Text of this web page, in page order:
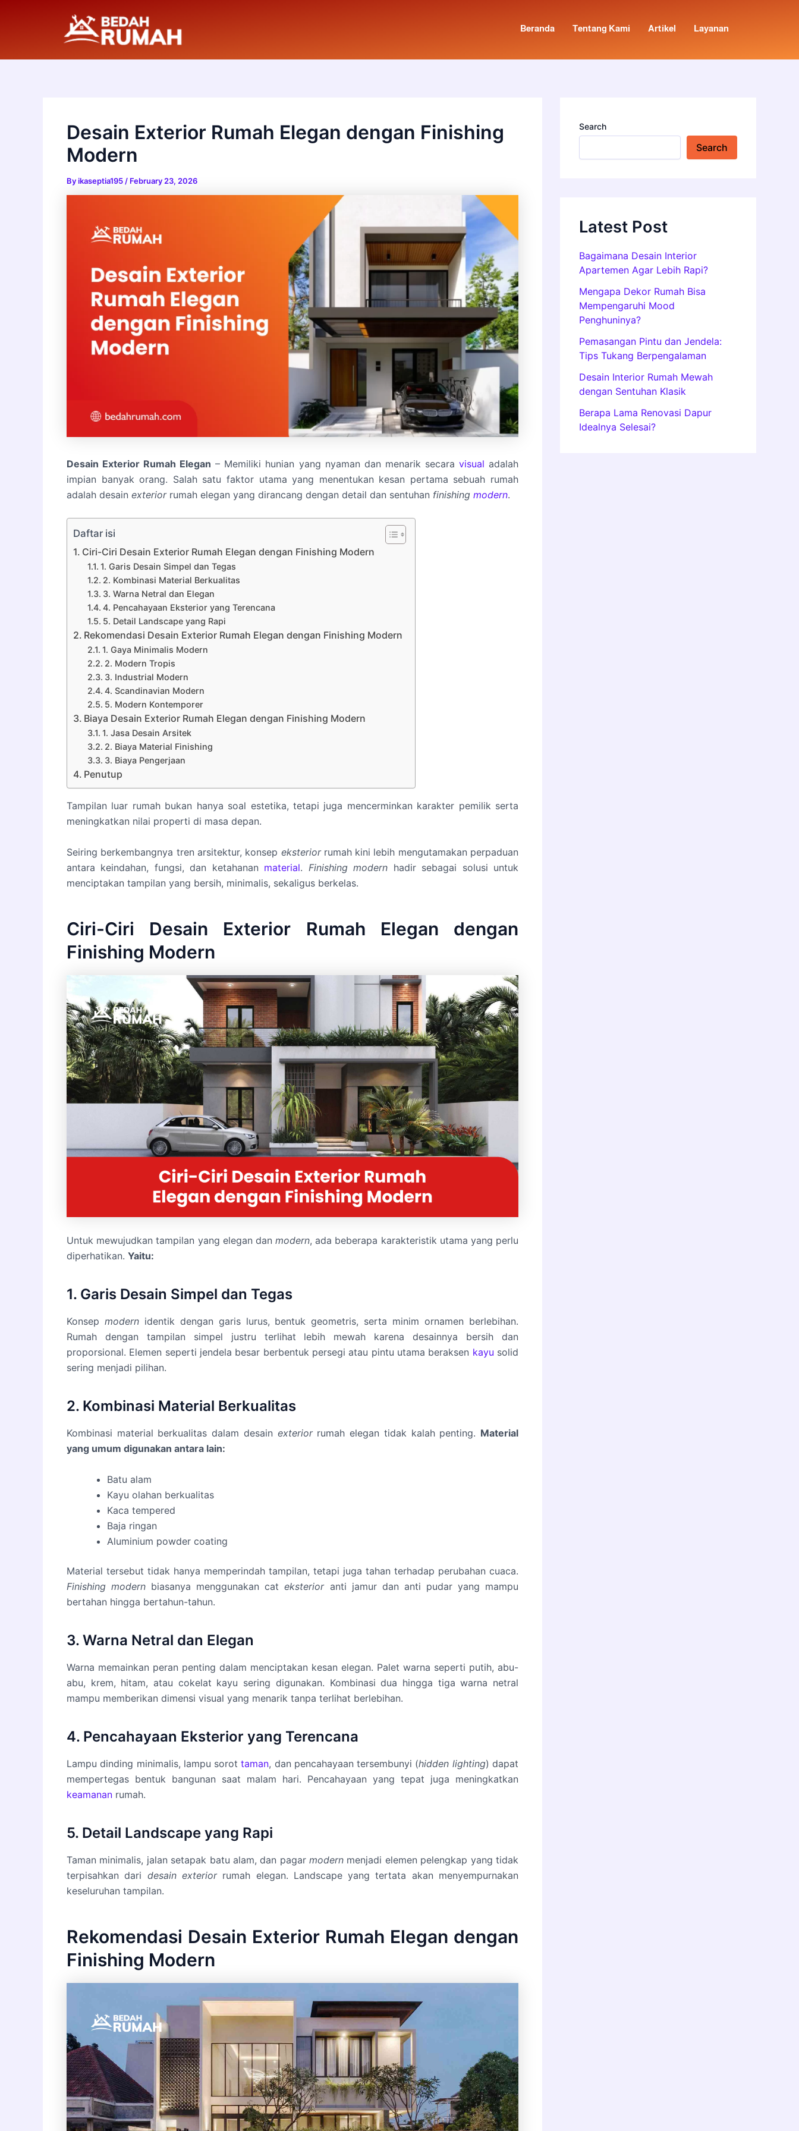
Beranda Tentang Kami Artikel Layanan
Desain Exterior Rumah Elegan dengan Finishing
Modern
Byikaseptia195 / February 23, 2026
Desain Exterior Rumah Elegan – Memiliki hunian yang nyaman dan menarik secara visual adalah
impian banyak orang. Salah satu faktor utama yang menentukan kesan pertama sebuah rumah
adalah desain exteriorrumah elegan yang dirancang dengan detail dan sentuhan finishing modern.
Daftar isi
Ciri-Ciri Desain Exterior Rumah Elegan dengan Finishing Modern
1. Garis Desain Simpel dan Tegas
2. Kombinasi Material Berkualitas
3. Warna Netral dan Elegan
4. Pencahayaan Eksterior yang Terencana
5. Detail Landscape yang Rapi
Rekomendasi Desain Exterior Rumah Elegan dengan Finishing Modern
1. Gaya Minimalis Modern
2. Modern Tropis
3. Industrial Modern
4. Scandinavian Modern
5. Modern Kontemporer
Biaya Desain Exterior Rumah Elegan dengan Finishing Modern
1. Jasa Desain Arsitek
2. Biaya Material Finishing
3. Biaya Pengerjaan
Penutup
Tampilan luar rumah bukan hanya soal estetika, tetapi juga mencerminkan karakter pemilik serta
meningkatkan nilai properti di masa depan.
Seiring berkembangnya tren arsitektur, konsep eksteriorrumah kini lebih mengutamakan perpaduan
antara keindahan, fungsi, dan ketahanan material. Finishing modern hadir sebagai solusi untuk
menciptakan tampilan yang bersih, minimalis, sekaligus berkelas.
Ciri-Ciri Desain Exterior Rumah Elegan dengan
Finishing Modern
Untuk mewujudkan tampilan yang elegan dan modern, ada beberapa karakteristik utama yang perlu
diperhatikan. Yaitu:
1. Garis Desain Simpel dan Tegas
Konsep modernidentik dengan garis lurus, bentuk geometris, serta minim ornamen berlebihan.
Rumah dengan tampilan simpel justru terlihat lebih mewah karena desainnya bersih dan
proporsional. Elemen seperti jendela besar berbentuk persegi atau pintu utama beraksen kayu solid
sering menjadi pilihan.
2. Kombinasi Material Berkualitas
Kombinasi material berkualitas dalam desain exterior rumah elegan tidak kalah penting. Material
yang umum digunakan antara lain:
Batu alam
Kayu olahan berkualitas
Kaca tempered
Baja ringan
Aluminium powder coating
Material tersebut tidak hanya memperindah tampilan, tetapi juga tahan terhadap perubahan cuaca.
Finishing modern biasanya menggunakan cateksterioranti jamur dan anti pudar yang mampu
bertahan hingga bertahun-tahun.
3. Warna Netral dan Elegan
Warna memainkan peran penting dalam menciptakan kesan elegan. Palet warna seperti putih, abu-
abu, krem, hitam, atau cokelat kayu sering digunakan. Kombinasi dua hingga tiga warna netral
mampu memberikan dimensi visual yang menarik tanpa terlihat berlebihan.
4. Pencahayaan Eksterior yang Terencana
Lampu dinding minimalis, lampu sorottaman, dan pencahayaan tersembunyi (hidden lighting) dapat
mempertegas bentuk bangunan saat malam hari. Pencahayaan yang tepat juga meningkatkan
keamanan rumah.
5. Detail Landscape yang Rapi
Taman minimalis, jalan setapak batu alam, dan pagarmodern menjadi elemen pelengkap yang tidak
terpisahkan dari desain exteriorrumah elegan. Landscape yang tertata akan menyempurnakan
keseluruhan tampilan.
Rekomendasi Desain Exterior Rumah Elegan dengan
Finishing Modern
Search
Search
Latest Post
Bagaimana Desain Interior
Apartemen Agar Lebih Rapi?
Mengapa Dekor Rumah Bisa
Mempengaruhi Mood
Penghuninya?
Pemasangan Pintu dan Jendela:
Tips Tukang Berpengalaman
Desain Interior Rumah Mewah
dengan Sentuhan Klasik
Berapa Lama Renovasi Dapur
Idealnya Selesai?